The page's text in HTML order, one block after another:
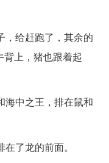
，给赶跑了，其余的
上，猪也跟着起
海中之王，排在鼠和
了龙的前面。